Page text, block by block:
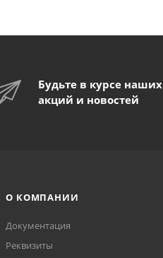
Будьте в курсе наших
акций и новостей
О КОМПАНИИ
Документация
Реквизиты